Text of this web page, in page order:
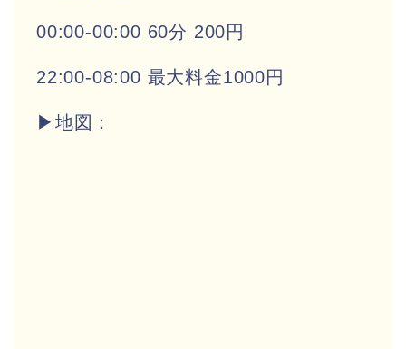
00:00-00:00 60分 200円
22:00-08:00 最大料金1000円
▶地図：